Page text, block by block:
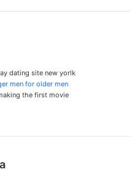
dating site new yorlk
men for older men
the first movie